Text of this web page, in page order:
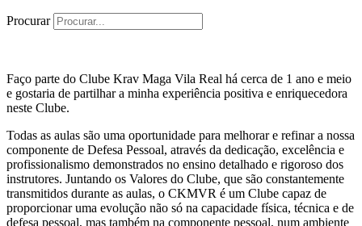
Procurar
Faço parte do Clube Krav Maga Vila Real há cerca de 1 ano e meio
e gostaria de partilhar a minha experiência positiva e enriquecedora
neste Clube.
Todas as aulas são uma oportunidade para melhorar e refinar a nossa
componente de Defesa Pessoal, através da dedicação, excelência e
profissionalismo demonstrados no ensino detalhado e rigoroso dos
instrutores. Juntando os Valores do Clube, que são constantemente
transmitidos durante as aulas, o CKMVR é um Clube capaz de
proporcionar uma evolução não só na capacidade física, técnica e de
defesa pessoal, mas também na componente pessoal, num ambiente